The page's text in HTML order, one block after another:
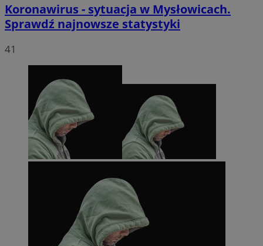
Koronawirus - sytuacja w Mysłowicach.
Sprawdź najnowsze statystyki
41